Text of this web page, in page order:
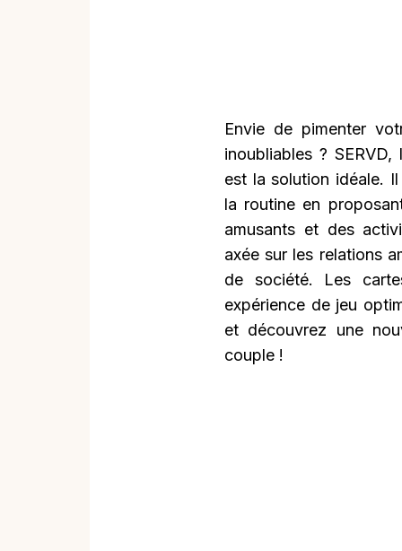
Envie de pimenter
inoubliables ?
est la solution idéale.
la routine en
amusants et des
axée sur les relations
de société. Les
expérience de jeu
et découvrez une
couple !